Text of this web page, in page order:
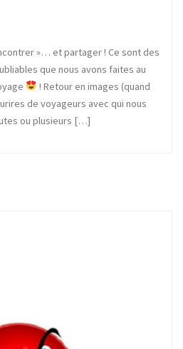
»… et partager ! Ce sont des
que nous avons faites au
! Retour en images (quand
de voyageurs avec qui nous
ou plusieurs […]